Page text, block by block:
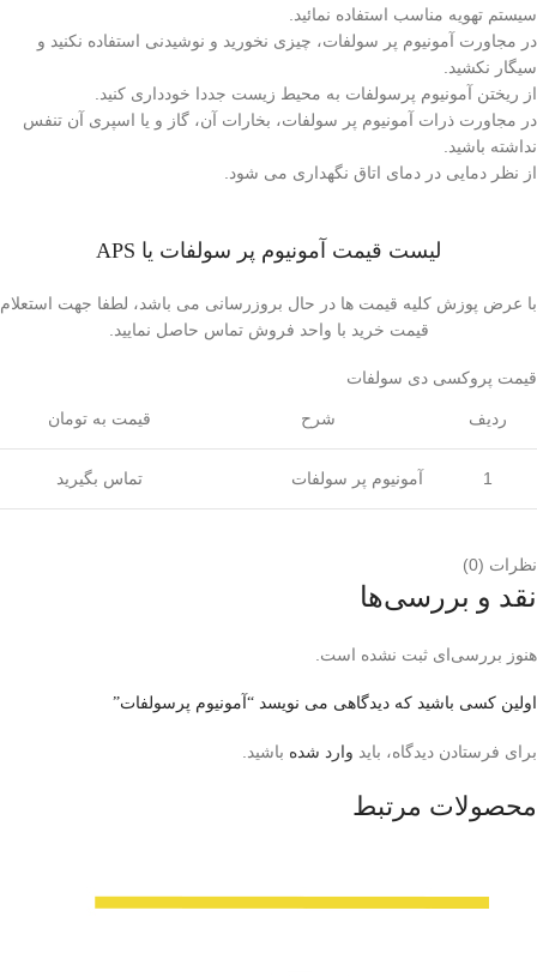
سیستم تهویه مناسب استفاده نمائید.
در مجاورت آمونیوم پر سولفات، چیزی نخورید و نوشیدنی استفاده نکنید و
سیگار نکشید.
از ریختن آمونیوم پرسولفات به محیط زیست جددا خودداری کنید.
در مجاورت ذرات آمونیوم پر سولفات، بخارات آن، گاز و یا اسپری آن تنفس
نداشته باشید.
از نظر دمایی در دمای اتاق نگهداری می شود.
لیست قیمت آمونیوم پر سولفات یا APS
با عرض پوزش کلیه قیمت ها در حال بروزرسانی می باشد، لطفا جهت استعلام
قیمت خرید با واحد فروش تماس حاصل نمایید.
قیمت پروکسی دی سولفات
ردیف شرح قیمت به تومان
1 آمونیوم پر سولفات تماس بگیرید
نظرات (0)
نقد و بررسی‌ها
هنوز بررسی‌ای ثبت نشده است.
اولین کسی باشید که دیدگاهی می نویسد “آمونیوم پرسولفات”
برای فرستادن دیدگاه، باید وارد شده باشید.
محصولات مرتبط